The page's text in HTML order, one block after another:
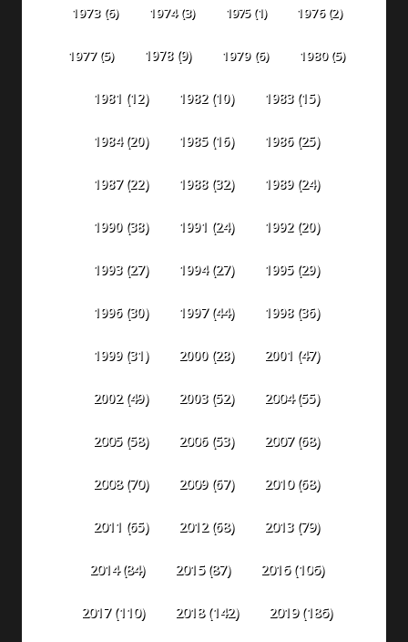
1973(6) 1974(3) 1975(1) 1976(2)
1977(5) 1978(9) 1979(6) 1980(5)
1981 (12) 1982(10) 1983(15)
1984(20) 1985(16) 1986(25)
1987(22) 1988(32) 1989(24)
1990(38) 1991 (24) 1992(20)
1993(27) 1994(27) 1995(29)
1996(30) 1997(44) 1998(36)
1999(31) 2000(28) 2001 (47)
2002(49) 2003(52) 2004(55)
2005(58) 2006(53) 2007(68)
2008(70) 2009(67) 2010(68)
2011 (65) 2012(68) 2013(79)
2014(84) 2015(87) 2016(106)
2017(110) 2018(142) 2019(186)